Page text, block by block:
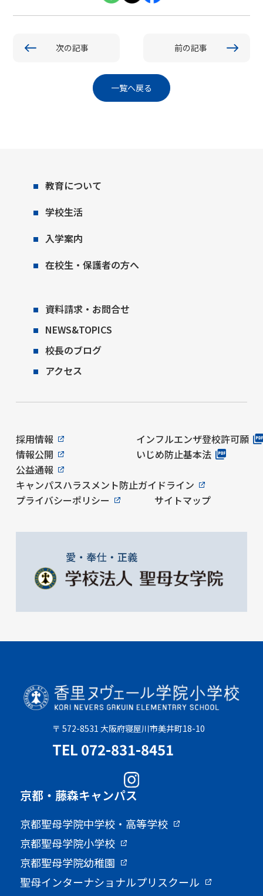
次の記事 前の記事
一覧へ戻る
教育について
学校生活
入学案内
在校生・保護者の方へ
資料請求・お問合せ
NEWS&TOPICS
校長のブログ
アクセス
採用情報
インフルエンザ登校許可願
情報公開
いじめ防止基本法
公益通報
キャンパスハラスメント防止ガイドライン
プライバシーポリシー
サイトマップ
〒 572-8531 大阪府寝屋川市美井町18-10
TEL 072-831-8451
京都・藤森キャンパス
京都聖母学院中学校・高等学校
京都聖母学院小学校
京都聖母学院幼稚園
聖母インターナショナルプリスクール